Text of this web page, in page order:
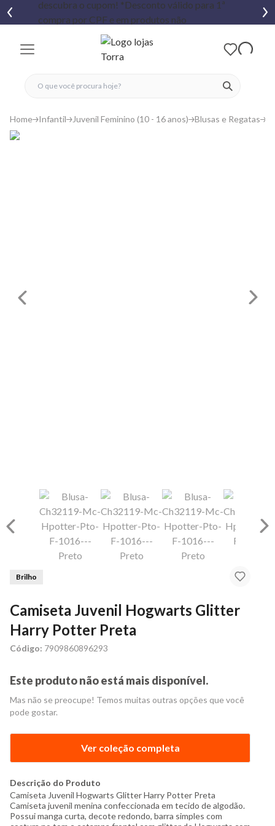
ver
fechar menu
fechar menu
favoritos
Home Infantil Juvenil Feminino (10 - 16 anos) Blusas e Regatas
Brilho
Camiseta Juvenil Hogwarts Glitter
Harry Potter Preta
Código: 7909860896293
Este produto não está mais disponível.
Mas não se preocupe! Temos muitas outras opções que você
pode gostar.
Ver coleção completa
Descrição do Produto
Camiseta Juvenil Hogwarts Glitter Harry Potter Preta
Camiseta juvenil menina confeccionada em tecido de algodão.
Possui manga curta, decote redondo, barra simples com